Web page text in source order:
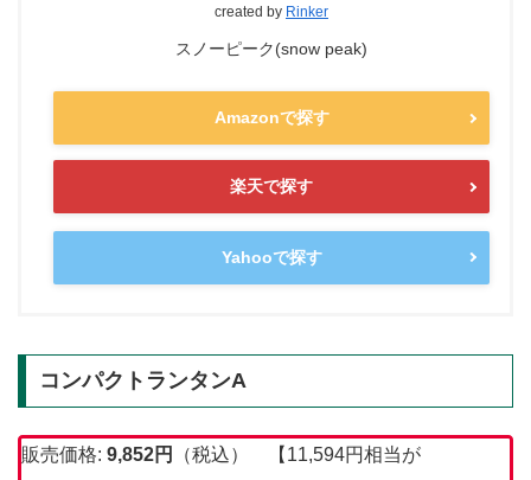
created by Rinker
スノーピーク(snow peak)
Amazonで探す
楽天で探す
Yahooで探す
コンパクトランタンA
販売価格: 9,852円 （税込） 【11,594円相当が